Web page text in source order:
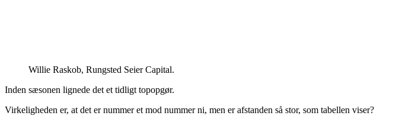
Willie Raskob, Rungsted Seier Capital.
Inden sæsonen lignede det et tidligt topopgør.
Virkeligheden er, at det er nummer et mod nummer ni, men er afstanden så stor, som tabellen viser?